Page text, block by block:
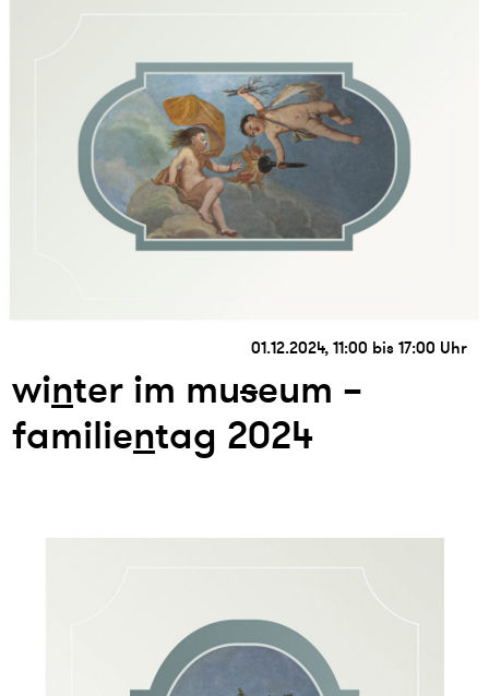
01.12.2024, 11:00 bis 17:00 Uhr
winter im museum –
familientag 2024